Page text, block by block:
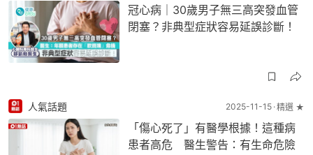
冠心病｜30歲男子無三高突發血管
閉塞？非典型症狀容易延誤診斷！
人氣話題 2025-11-15 精選 ★
「傷心死了」有醫學根據！這種病
患者高危 醫生警告：有生命危險